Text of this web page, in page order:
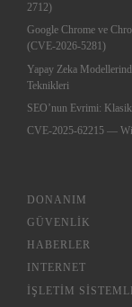
2712)
Google Chrome ve
(CVE-2026-5281)
Yapay Zeka
Teknikleri
SEO’nun Evrimi:
CVE-2025-62215 —
DONANIM
GÜVENLIK
HABERLER
INTERNET
İŞLETIM